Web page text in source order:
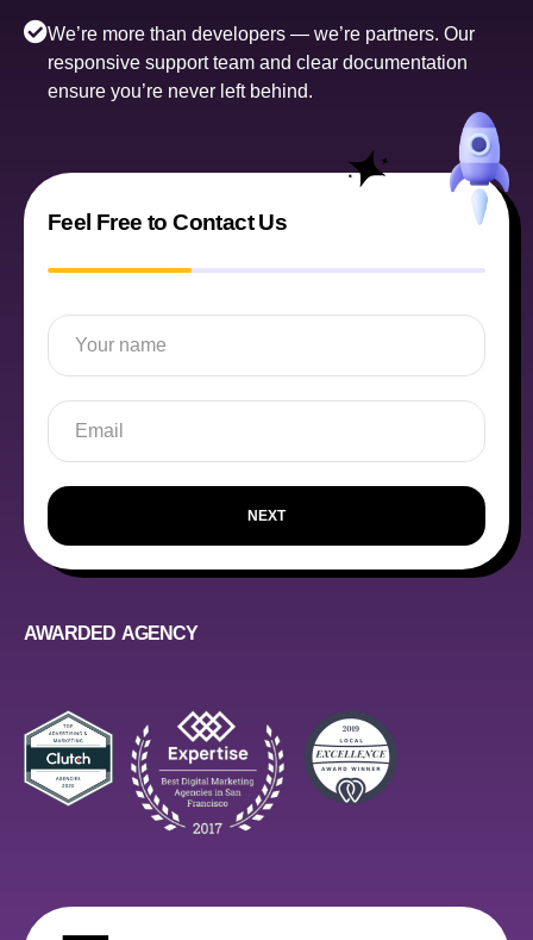
We’re more than developers — we’re partners. Our
responsive support team and clear documentation
ensure you’re never left behind.
Feel Free to Contact Us
NEXT
AWARDED AGENCY